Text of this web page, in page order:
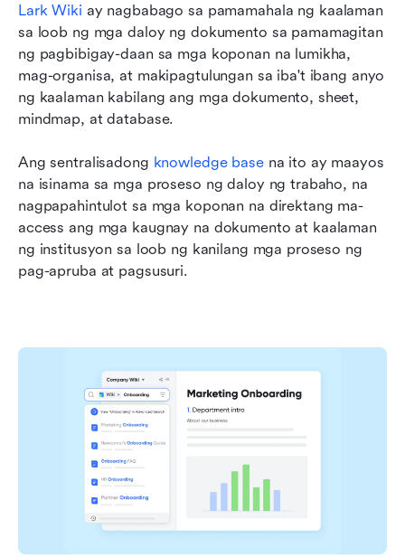
Lark Wiki ay nagbabago sa pamamahala ng kaalaman
sa loob ng mga daloy ng dokumento sa pamamagitan
ng pagbibigay-daan sa mga koponan na lumikha,
mag-organisa, at makipagtulungan sa iba't ibang anyo
ng kaalaman kabilang ang mga dokumento, sheet,
mindmap, at database.
Ang sentralisadong knowledge base na ito ay maayos
na isinama sa mga proseso ng daloy ng trabaho, na
nagpapahintulot sa mga koponan na direktang ma-
access ang mga kaugnay na dokumento at kaalaman
ng institusyon sa loob ng kanilang mga proseso ng
pag-apruba at pagsusuri.